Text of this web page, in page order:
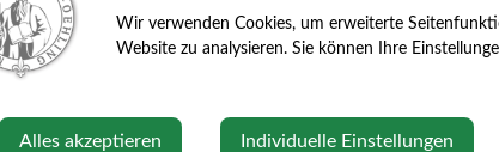
Dienstag, 19. Mai
Wir verwenden Cookies, um erweiterte
Website zu analysieren. Sie können Ihre
Alles akzeptieren Individuelle Einstellungen